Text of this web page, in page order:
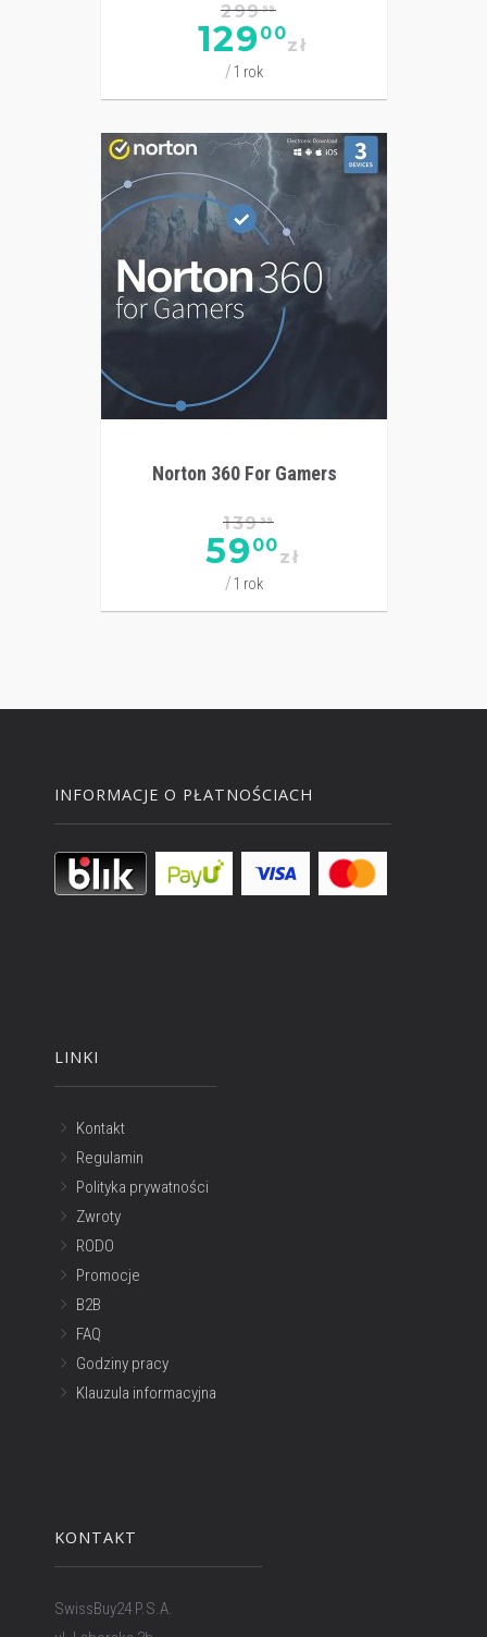
29999
129 00
zł
1 rok
Norton 360 For Gamers
13999
59 00
zł
1 rok
INFORMACJE O PŁATNOŚCIACH
LINKI
Kontakt
Regulamin
Polityka prywatności
Zwroty
RODO
Promocje
B2B
FAQ
Godziny pracy
Klauzula informacyjna
KONTAKT
SwissBuy24 P.S.A.